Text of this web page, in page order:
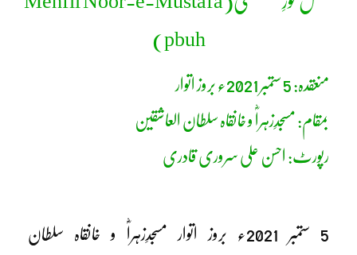
pbuh)
منعقدہ: 5 ستمبر 2021ء بروز اتوار
بمقام: مسجدِزہراؓ و خانقاہ سلطان العاشقین
رپورٹ: احسن علی سروری قادری
5 ستمبر 2021ء بروز اتوار مسجدِزہراؓ و خانقاہ سلطان